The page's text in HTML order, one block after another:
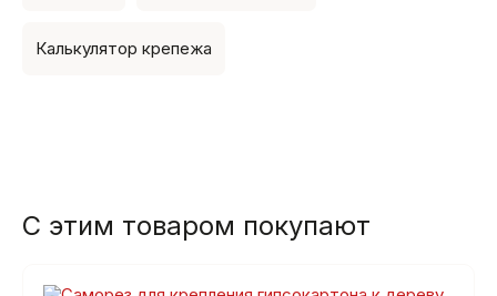
Калькулятор крепежа
С этим товаром покупают